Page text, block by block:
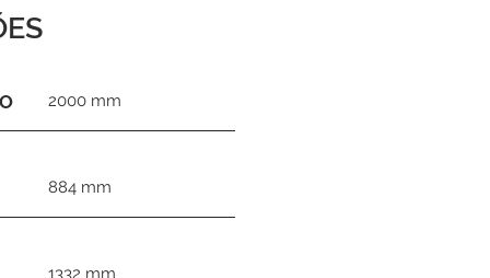
2000 mm
884 mm
1332 mm